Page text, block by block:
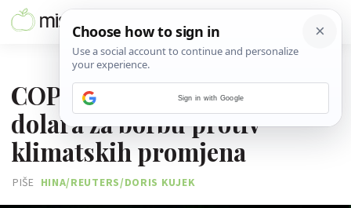
COP30 u Brazilu: 1,3 bilijuna
dolara za borbu protiv
klimatskih promjena
PIŠE HINA/REUTERS/DORIS KUJEK
Sign in with Google